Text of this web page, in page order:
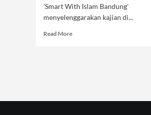
'Smart With Islam Bandung'
menyelenggarakan kajian di...
Read MoreRead